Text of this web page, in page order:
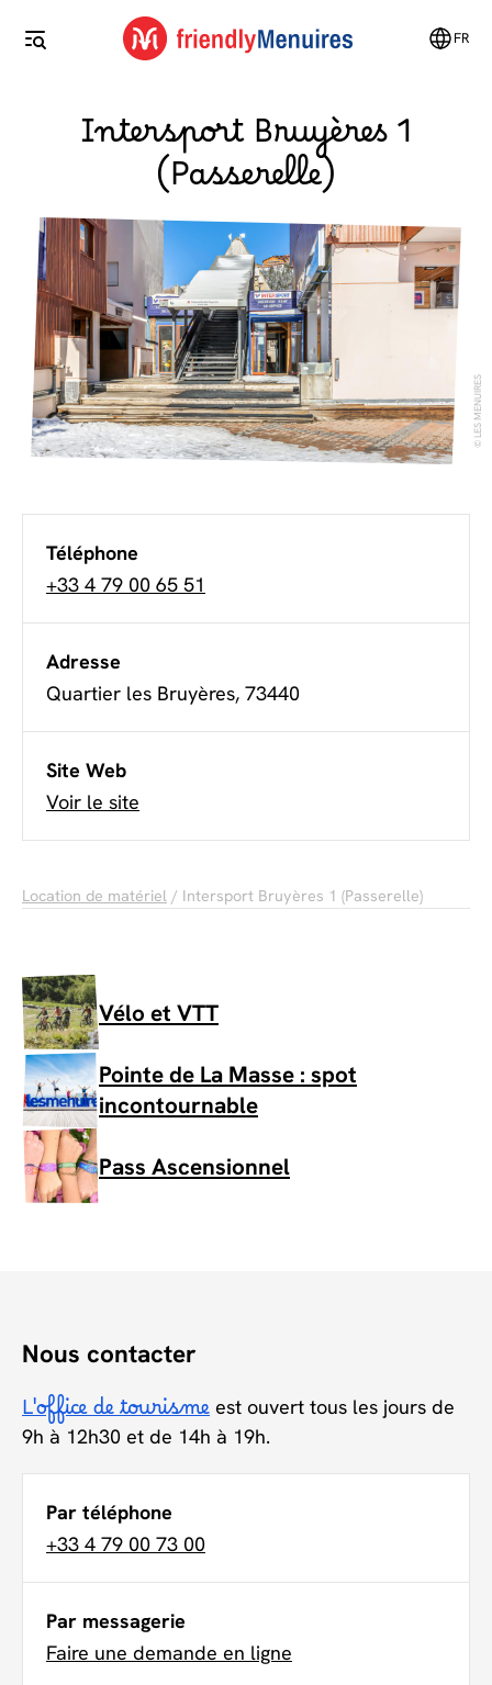
FR
Intersport Bruyères 1
(Passerelle)
LES MENUIRES
Téléphone
+33 4 79 00 65 51
Adresse
Quartier les Bruyères, 73440
Site Web
Voir le site
Location de matériel / Intersport Bruyères 1 (Passerelle)
Vélo et VTT
Pointe de La Masse : spot
incontournable
Pass Ascensionnel
Nous contacter
L'office de tourisme est ouvert tous les jours de
9h à 12h30 et de 14h à 19h.
Par téléphone
+33 4 79 00 73 00
Par messagerie
Faire une demande en ligne